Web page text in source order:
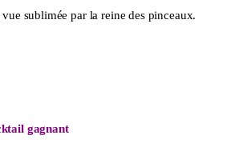
sublimée par la reine des pinceaux.
gagnant